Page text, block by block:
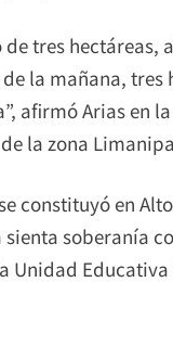
tres
la mañana,
afirmó Arias en
la zona
constituyó en
soberanía
Unidad